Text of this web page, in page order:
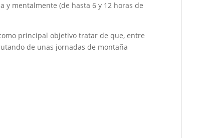
y mentalmente (de hasta 6 y 12 horas de
principal objetivo tratar de que, entre
de unas jornadas de montaña